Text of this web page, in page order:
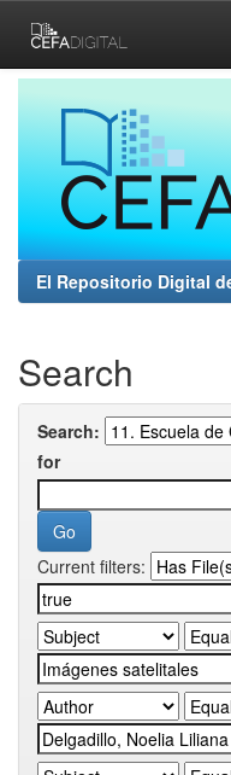
navigation
El Repositorio Digital
Search
Search:
for
Current filters: